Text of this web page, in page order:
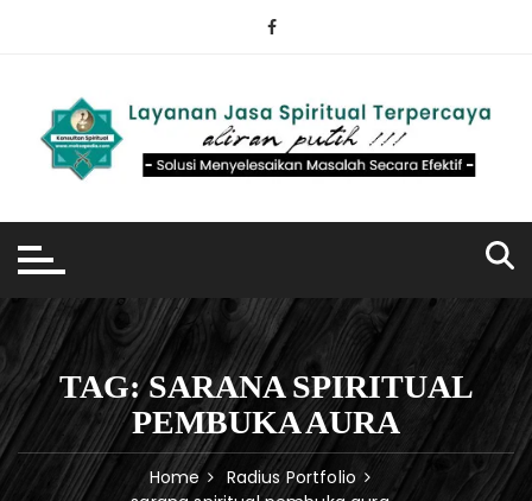
TAG:SARANA SPIRITUAL
PEMBUKA AURA
Home
Radius Portfolio